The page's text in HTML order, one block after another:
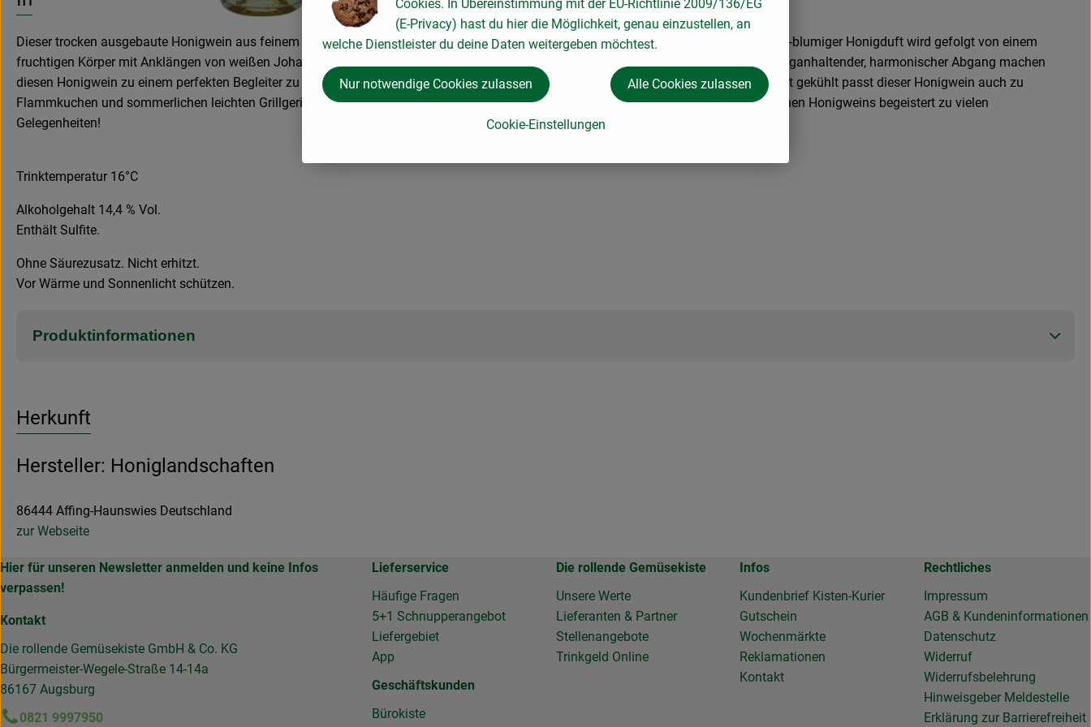
Dieser trocken ausgebaute Honigwein aus feinem Frühjahrs-Blütenhonig präsentiert sich wunderbar frisch und fruchtig. Ein leichter, fein-blumiger Honigduft wird gefolgt von einem
fruchtigen Körper mit Anklängen von weißen Johannisbeeren, Stachelbeeren und Melone am Gaumen. Ein feines Säurespiel und ein langanhaltender, harmonischer Abgang machen
diesen Honigwein zu einem perfekten Begleiter zu leichter Küche, Geflügel, Fisch und Meeresfrüchten - oder einfach pur genossen. Leicht gekühlt passt dieser Honigwein auch zu
Flammkuchen und sommerlichen leichten Grillgerichten sowie zu Salaten und Gemüse. Der zarte, herrlich blumige Honigduft dieses feinen Honigweins begeistert zu vielen
Gelegenheiten!
Trinktemperatur 16°C
Alkoholgehalt 14,4 % Vol.
Enthält Sulfite.
Ohne Säurezusatz. Nicht erhitzt.
Vor Wärme und Sonnenlicht schützen.
Produktinformationen
Herkunft
Hersteller: Honiglandschaften
86444 Affing-Haunswies Deutschland
zur Webseite
Hier für unseren Newsletter anmelden und keine Infos
verpassen!
Kontakt
Die rollende Gemüsekiste GmbH & Co. KG
Bürgermeister-Wegele-Straße 14-14a
86167 Augsburg
0821 9997950
Lieferservice
Häufige Fragen
5+1 Schnupperangebot
Liefergebiet
App
Geschäftskunden
Bürokiste
Die rollende Gemüsekiste
Unsere Werte
Lieferanten & Partner
Stellenangebote
Trinkgeld Online
Infos
Kundenbrief Kisten-Kurier
Gutschein
Wochenmärkte
Reklamationen
Kontakt
Rechtliches
Impressum
AGB & Kundeninformationen
Datenschutz
Widerruf
Widerrufsbelehrung
Hinweisgeber Meldestelle
Erklärung zur Barrierefreiheit
Cookies. In Übereinstimmung mit der EU-Richtlinie 2009/136/EG
(E-Privacy) hast du hier die Möglichkeit, genau einzustellen, an
welche Dienstleister du deine Daten weitergeben möchtest.
Cookie-Einstellungen
Nur notwendige Cookies zulassen Alle Cookies zulassen